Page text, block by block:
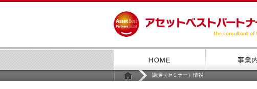
講演（セミナー）情報